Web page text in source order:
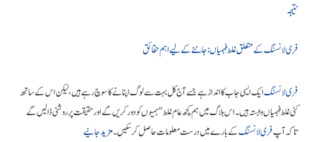
نتیجہ
فری لانسنگ کے متعلق غلط فہمیاں: جاننے کے لیے اہم حقائق
فری لانسنگایک ایسی جاب کا انداز ہے جسے آج کل بہت سے لوگ اپنانے کا سوچ رہے ہیں، لیکن اس کے ساتھ
کئی غلط فہمیاں وابستہ ہیں۔ اس بلاگ میں ہم کچھ عام غلط “ہمیوں کو دور کریں گے اور حقیقت پر روشنی ڈالیں گے
تاکہ آپفری لانسنگکے بارے میں درست معلومات حاصل کر سکیں۔مزید جانیے